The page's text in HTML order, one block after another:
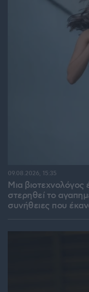
Μια βιοτεχνολόγος
στερηθεί το
συνήθειες που
09.08.2026, 15:35